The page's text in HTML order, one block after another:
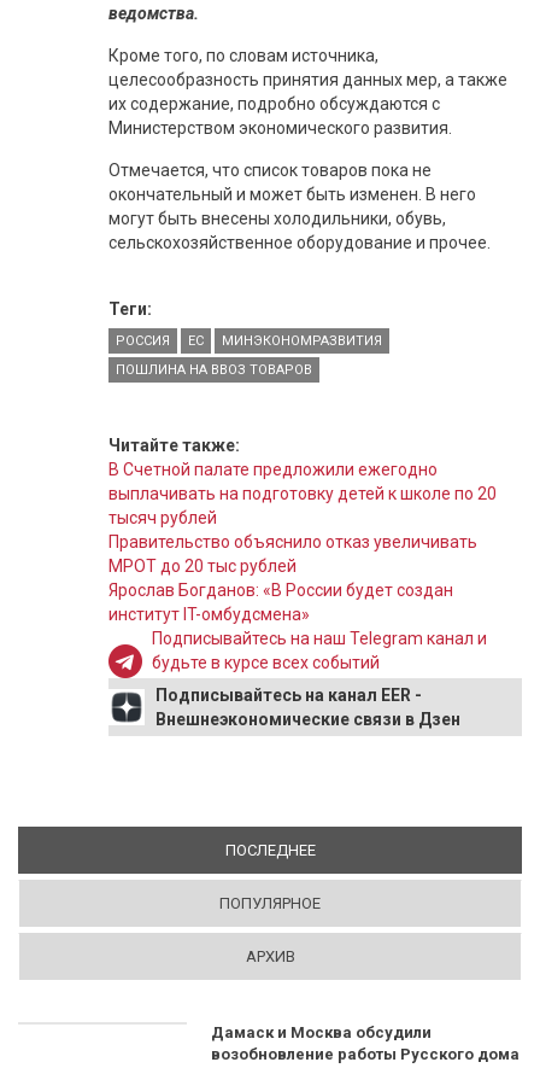
ведомства.
Кроме того, по словам источника,
целесообразность принятия данных мер, а также
их содержание, подробно обсуждаются с
Министерством экономического развития.
Отмечается, что список товаров пока не
окончательный и может быть изменен. В него
могут быть внесены холодильники, обувь,
сельскохозяйственное оборудование и прочее.
Теги:
РОССИЯ ЕС
МИНЭКОНОМРАЗВИТИЯ
ПОШЛИНА НА ВВОЗ ТОВАРОВ
Читайте также:
В Счетной палате предложили ежегодно
выплачивать на подготовку детей к школе по 20
тысяч рублей
Правительство объяснило отказ увеличивать
МРОТ до 20 тыс рублей
Ярослав Богданов: «В России будет создан
институт IT-омбудсмена»
Подписывайтесь на наш Telegram канал и
будьте в курсе всех событий
Подписывайтесь на канал EER -
Внешнеэкономические связи в Дзен
ПОСЛЕДНЕЕ(АКТИВНАЯ ВКЛАДКА)
ПОПУЛЯРНОЕ
АРХИВ
Дамаск и Москва обсудили
возобновление работы Русского дома